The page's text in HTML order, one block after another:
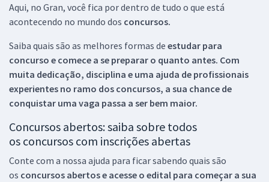
Aqui, no Gran, você fica por dentro de tudo o que está
acontecendo no mundo dos concursos.
Saiba quais são as melhores formas de estudar para
concurso e comece a se preparar o quanto antes. Com
muita dedicação, disciplina e uma ajuda de profissionais
experientes no ramo dos concursos, a sua chance de
conquistar uma vaga passa a ser bem maior.
Concursos abertos: saiba sobre todos
os concursos com inscrições abertas
Conte com a nossa ajuda para ficar sabendo quais são
os concursos abertos e acesse o edital para começar a sua